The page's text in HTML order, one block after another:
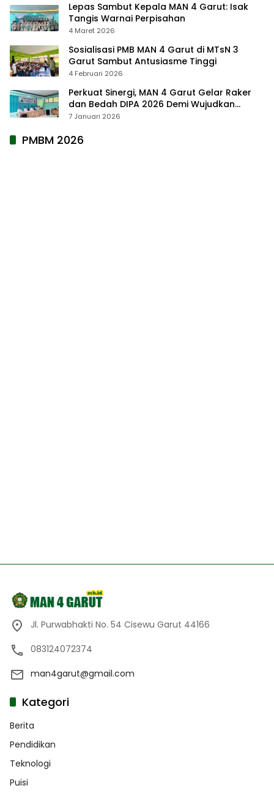
Lepas Sambut Kepala MAN 4 Garut: Isak
Tangis Warnai Perpisahan
4 Maret 2026
Sosialisasi PMB MAN 4 Garut di MTsN 3
Garut Sambut Antusiasme Tinggi
4 Februari 2026
Perkuat Sinergi, MAN 4 Garut Gelar Raker
dan Bedah DIPA 2026 Demi Wujudkan
Madrasah Mendunia
7 Januari 2026
PMBM 2026
Jl. Purwabhakti No. 54 Cisewu Garut 44166
083124072374
man4garut@gmail.com
Kategori
Berita
Pendidikan
Teknologi
Puisi